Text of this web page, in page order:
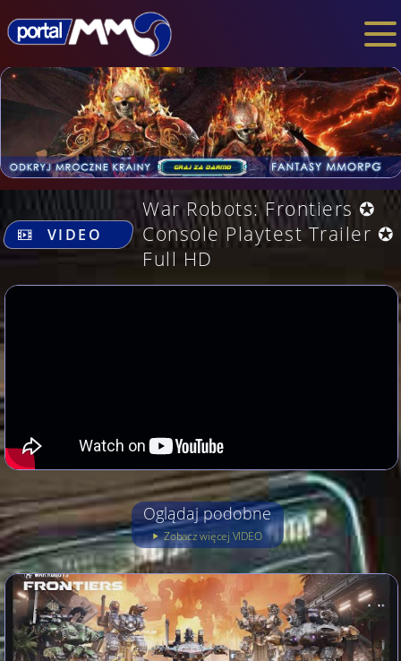
.
VIDEO
War Robots: Frontiers ✪
Console Playtest Trailer ✪
Full HD
Oglądaj podobne
Zobacz więcej VIDEO